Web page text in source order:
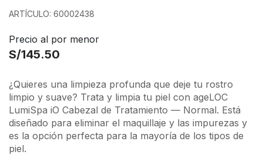
ARTÍCULO: 60002438
Precio al por menor
S/145.50
¿Quieres una limpieza profunda que deje tu rostro
limpio y suave? Trata y limpia tu piel con ageLOC
LumiSpa iO Cabezal de Tratamiento — Normal. Está
diseñado para eliminar el maquillaje y las impurezas y
es la opción perfecta para la mayoría de los tipos de
piel.